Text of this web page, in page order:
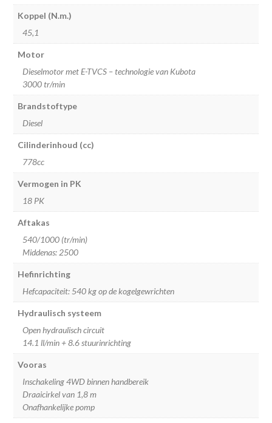
Koppel (N.m.)
45,1
Motor
Dieselmotor met E-TVCS – technologie van Kubota
3000 tr/min
Brandstoftype
Diesel
Cilinderinhoud (cc)
778cc
Vermogen in PK
18 PK
Aftakas
540/1000 (tr/min)
Middenas: 2500
Hefinrichting
Hefcapaciteit: 540 kg op de kogelgewrichten
Hydraulisch systeem
Open hydraulisch circuit
14.1 ll/min + 8.6 stuurinrichting
Vooras
Inschakeling 4WD binnen handbereik
Draaicirkel van 1,8 m
Onafhankelijke pomp